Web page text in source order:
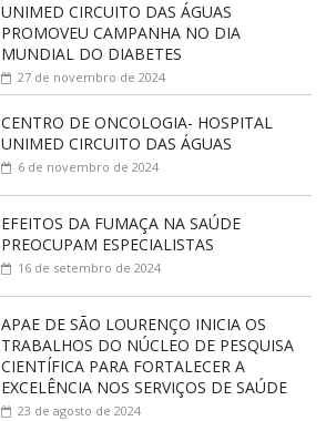
UNIMED CIRCUITO DAS ÁGUAS
PROMOVEU CAMPANHA NO DIA
MUNDIAL DO DIABETES
27 de novembro de 2024
CENTRO DE ONCOLOGIA- HOSPITAL
UNIMED CIRCUITO DAS ÁGUAS
6 de novembro de 2024
EFEITOS DA FUMAÇA NA SAÚDE
PREOCUPAM ESPECIALISTAS
16 de setembro de 2024
APAE DE SÃO LOURENÇO INICIA OS
TRABALHOS DO NÚCLEO DE PESQUISA
CIENTÍFICA PARA FORTALECER A
EXCELÊNCIA NOS SERVIÇOS DE SAÚDE
23 de agosto de 2024